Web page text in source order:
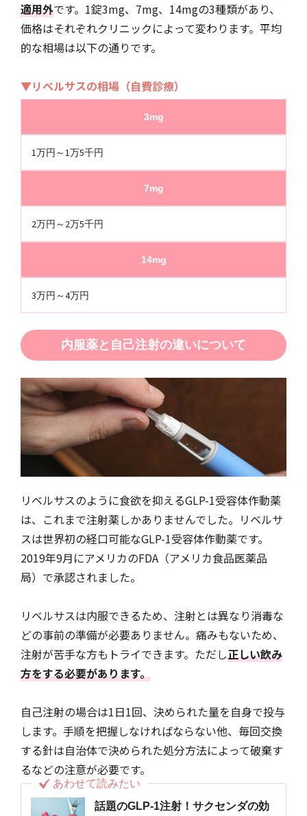
適用外です。1錠3mg、7mg、14mgの3種類があり、
価格はそれぞれクリニックによって変わります。平均
的な相場は以下の通りです。
▼リベルサスの相場（自費診療）
3mg
1万円～1万5千円
7mg
2万円～2万5千円
14mg
3万円～4万円
内服薬と自己注射の違いについて
リベルサスのように食欲を抑えるGLP-1受容体作動薬
は、これまで注射薬しかありませんでした。リベルサ
スは世界初の経口可能なGLP-1受容体作動薬です。
2019年9月にアメリカのFDA（アメリカ食品医薬品
局）で承認されました。
リベルサスは内服できるため、注射とは異なり消毒な
どの事前の準備が必要ありません。痛みもないため、
注射が苦手な方もトライできます。ただし正しい飲み
方をする必要があります。
自己注射の場合は1日1回、決められた量を自身で投与
します。手順を把握しなければならない他、毎回交換
する針は自治体で決められた処分方法によって破棄す
るなどの注意が必要です。
あわせて読みたい
話題のGLP-1注射！サクセンダの効